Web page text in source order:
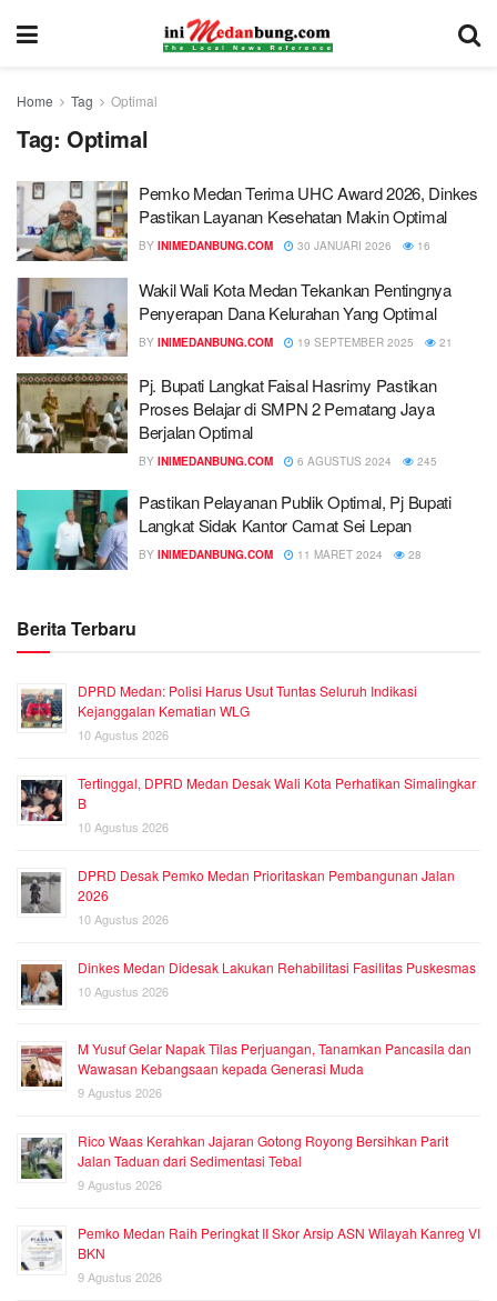
Home Tag Optimal
Tag: Optimal
Pemko Medan Terima UHC Award 2026, Dinkes
Pastikan Layanan Kesehatan Makin Optimal
BY INIMEDANBUNG.COM 30 JANUARI 2026 16
Wakil Wali Kota Medan Tekankan Pentingnya
Penyerapan Dana Kelurahan Yang Optimal
BY INIMEDANBUNG.COM 19 SEPTEMBER 2025 21
Pj. Bupati Langkat Faisal Hasrimy Pastikan
Proses Belajar di SMPN 2 Pematang Jaya
Berjalan Optimal
BY INIMEDANBUNG.COM 6 AGUSTUS 2024 245
Pastikan Pelayanan Publik Optimal, Pj Bupati
Langkat Sidak Kantor Camat Sei Lepan
BY INIMEDANBUNG.COM 11 MARET 2024 28
Berita Terbaru
DPRD Medan: Polisi Harus Usut Tuntas Seluruh Indikasi
Kejanggalan Kematian WLG
10 Agustus 2026
Tertinggal, DPRD Medan Desak Wali Kota Perhatikan Simalingkar
B
10 Agustus 2026
DPRD Desak Pemko Medan Prioritaskan Pembangunan Jalan
2026
10 Agustus 2026
Dinkes Medan Didesak Lakukan Rehabilitasi Fasilitas Puskesmas
10 Agustus 2026
M Yusuf Gelar Napak Tilas Perjuangan, Tanamkan Pancasila dan
Wawasan Kebangsaan kepada Generasi Muda
9 Agustus 2026
Rico Waas Kerahkan Jajaran Gotong Royong Bersihkan Parit
Jalan Taduan dari Sedimentasi Tebal
9 Agustus 2026
Pemko Medan Raih Peringkat II Skor Arsip ASN Wilayah Kanreg VI
BKN
9 Agustus 2026